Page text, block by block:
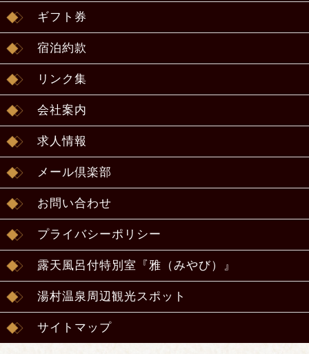
ギフト券
宿泊約款
リンク集
会社案内
求人情報
メール倶楽部
お問い合わせ
プライバシーポリシー
露天風呂付特別室『雅（みやび）』
湯村温泉周辺観光スポット
サイトマップ